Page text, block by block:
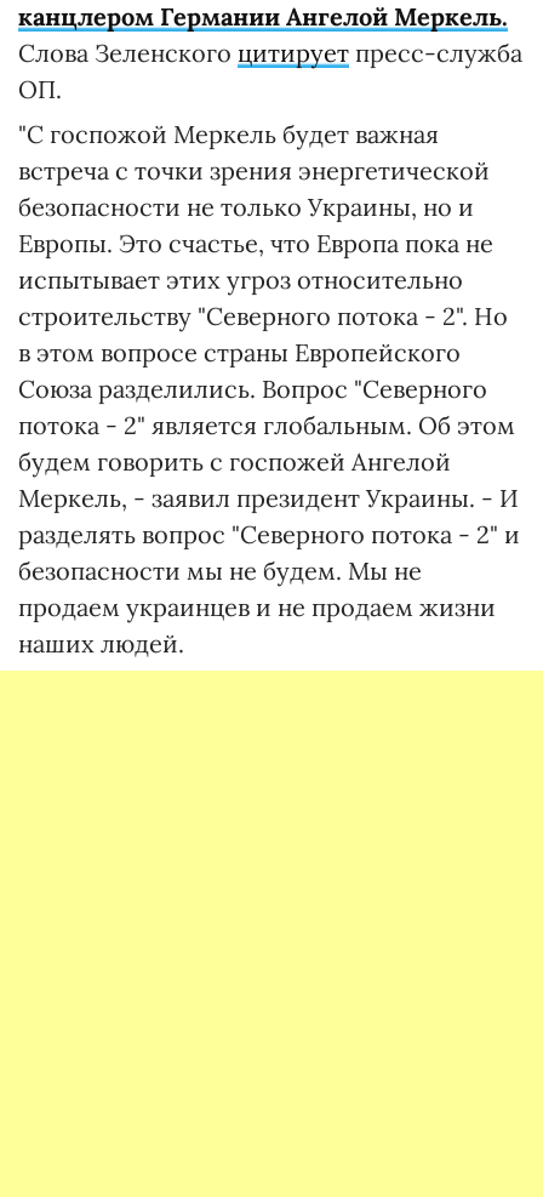
канцлером Германии Ангелой Меркель.
Слова Зеленского цитирует пресс-служба
ОП.
"С госпожой Меркель будет важная
встреча с точки зрения энергетической
безопасности не только Украины, но и
Европы. Это счастье, что Европа пока не
испытывает этих угроз относительно
строительству "Северного потока - 2". Но
в этом вопросе страны Европейского
Союза разделились. Вопрос "Северного
потока - 2" является глобальным. Об этом
будем говорить с госпожей Ангелой
Меркель, - заявил президент Украины. - И
разделять вопрос "Северного потока - 2" и
безопасности мы не будем. Мы не
продаем украинцев и не продаем жизни
наших людей.